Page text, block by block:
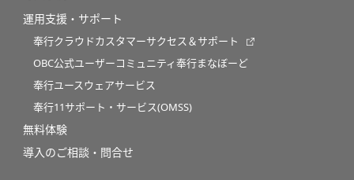
運用支援・サポート
奉行クラウドカスタマーサクセス＆サポート
OBC公式ユーザーコミュニティ奉行まなぼーど
奉行ユースウェアサービス
奉行11サポート・サービス(OMSS)
無料体験
導入のご相談・問合せ